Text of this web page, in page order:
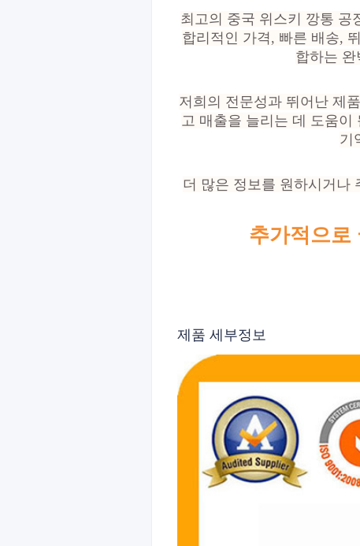
최고의 중국 위스키 깡통 공
합리적인 가격, 빠른 배송,
합하는
저희의 전문성과 뛰어난 제
고 매출을 늘리는 데 도움이
기
더 많은 정보를 원하시거나
추가적으로
제품 세부정보